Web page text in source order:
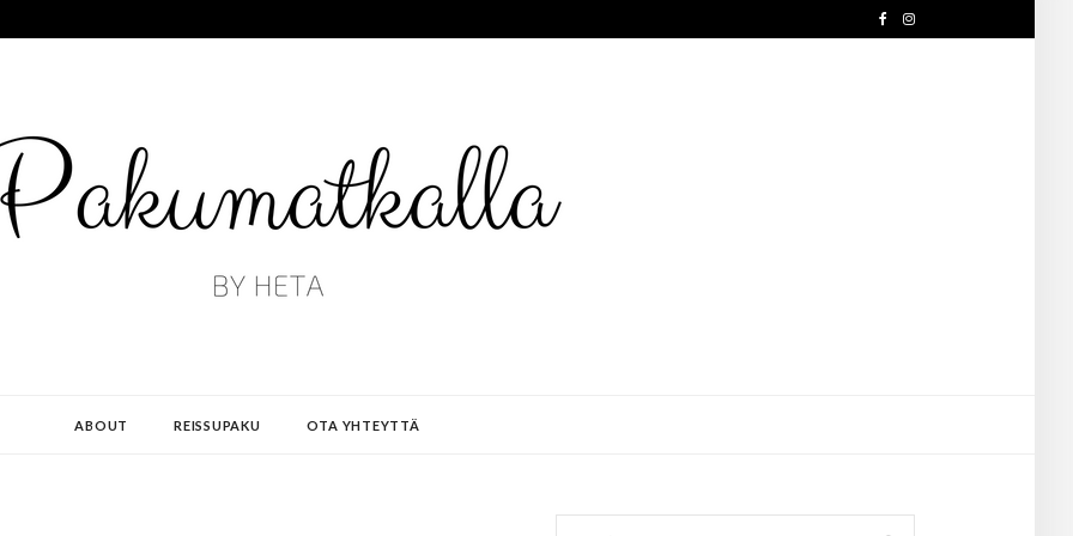
ABOUT REISSUPAKU OTA YHTEYTTÄ